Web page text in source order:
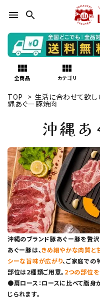
menu search
view_module
全商品
view_module
カテゴリ
TOP > 生活に合わせて欲
縄あぐー豚焼肉
沖縄あ
沖縄のブランド豚あぐー豚を贅沢
あぐー豚は、きめ細やかな肉質と
シーな旨味が広がり、ご家庭での
部位は2種類ご用意。 2つの部位を
●肩ロース：ロースに比べて脂身
じられます。